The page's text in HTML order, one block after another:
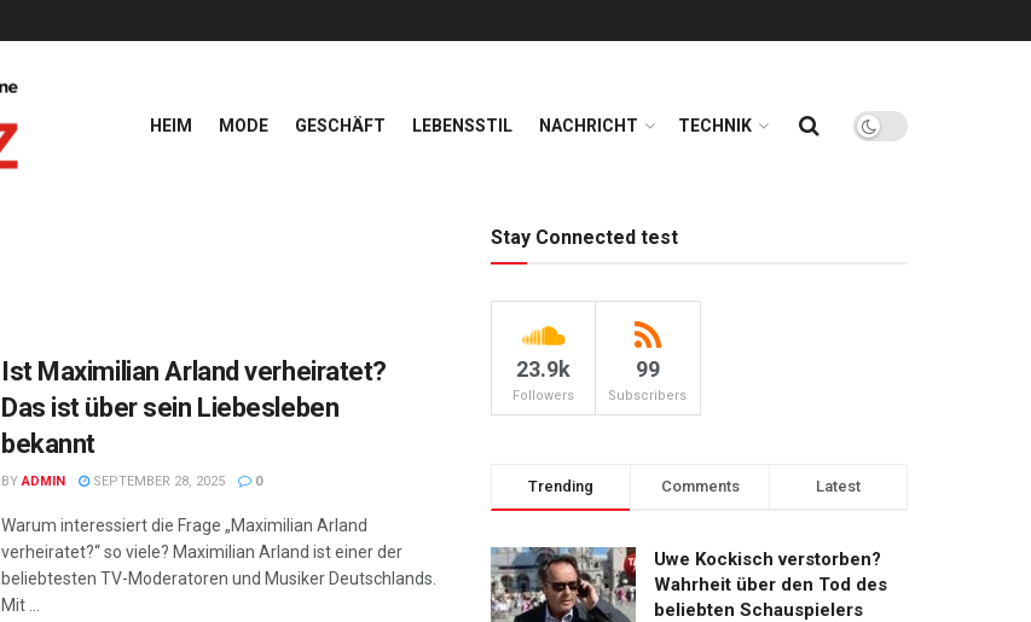
HEIM MODE GESCHÄFT LEBENSSTIL NACHRICHT TECHNIK
Ist Maximilian Arland verheiratet?
Das ist über sein Liebesleben
bekannt
BY ADMIN SEPTEMBER 28, 2025 0
Warum interessiert die Frage „Maximilian Arland
verheiratet?“ so viele? Maximilian Arland ist einer der
beliebtesten TV-Moderatoren und Musiker Deutschlands.
Mit ...
Stay Connected test
23.9k
Followers
99
Subscribers
Trending Comments Latest
Uwe Kockisch verstorben?
Wahrheit über den Tod des
beliebten Schauspielers